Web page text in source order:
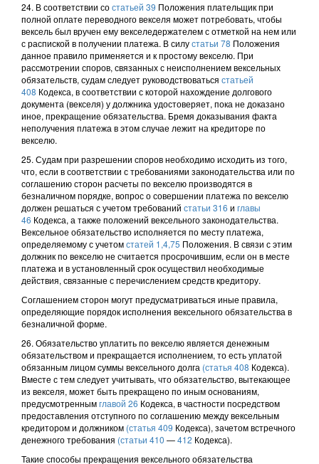
24. В соответствии состатьей 39 Положения плательщик при
полной оплате переводного векселя может потребовать, чтобы
вексель был вручен ему векселедержателем с отметкой на нем или
с распиской в получении платежа. В силустатьи 78 Положения
данное правило применяется и к простому векселю. При
рассмотрении споров, связанных с неисполнением вексельных
обязательств, судам следует руководствоваться статьей
408 Кодекса, в соответствии с которой нахождение долгового
документа (векселя) у должника удостоверяет, пока не доказано
иное, прекращение обязательства. Бремя доказывания факта
неполучения платежа в этом случае лежит на кредиторе по
векселю.
25. Судам при разрешении споров необходимо исходить из того,
что, если в соответствии с требованиями законодательства или по
соглашению сторон расчеты по векселю производятся в
безналичном порядке, вопрос о совершении платежа по векселю
должен решаться с учетом требований статьи 316 и главы
46 Кодекса, а также положений вексельного законодательства.
Вексельное обязательство исполняется по месту платежа,
определяемому с учетомстатей 1,4,75 Положения. В связи с этим
должник по векселю не считается просрочившим, если он в месте
платежа и в установленный срок осуществил необходимые
действия, связанные с перечислением средств кредитору.
Соглашением сторон могут предусматриваться иные правила,
определяющие порядок исполнения вексельного обязательства в
безналичной форме.
26. Обязательство уплатить по векселю является денежным
обязательством и прекращается исполнением, то есть уплатой
обязанным лицом суммы вексельного долга (статья 408 Кодекса).
Вместе с тем следует учитывать, что обязательство, вытекающее
из векселя, может быть прекращено по иным основаниям,
предусмотреннымглавой 26 Кодекса, в частности посредством
предоставления отступного по соглашению между вексельным
кредитором и должником (статья 409 Кодекса), зачетом встречного
денежного требования (статьи 410 —412 Кодекса).
Такие способы прекращения вексельного обязательства